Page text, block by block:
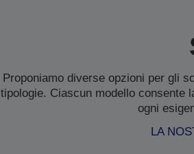
Proponiamo diverse opzioni per gli
tipologie. Ciascun modello consente
ogni
LA